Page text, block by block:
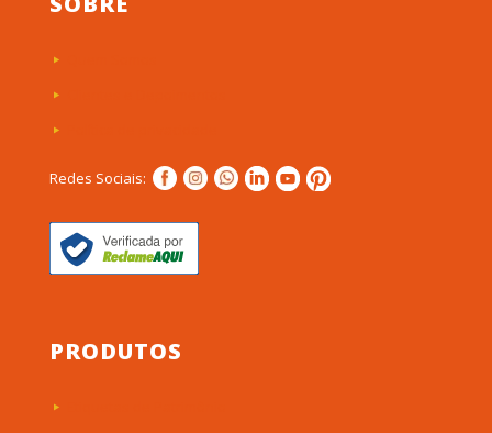
Redes Sociais:
PRODUTOS